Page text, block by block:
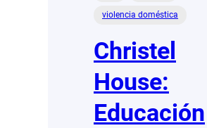
violencia doméstica
Christel
House:
Educación